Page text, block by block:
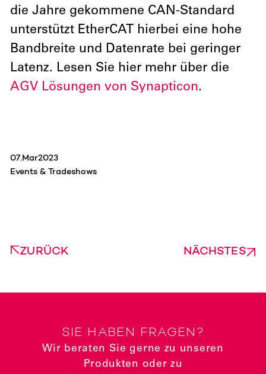
die Jahre gekommene CAN-Standard
unterstützt EtherCAT hierbei eine hohe
Bandbreite und Datenrate bei geringer
Latenz. Lesen Sie hier mehr über die
AGV Lösungen von Synapticon.
07.Mar2023
Events & Tradeshows
ZURÜCK NÄCHSTES
SIE HABEN FRAGEN?
Wir beraten Sie gerne zu unseren
Produkten oder zu